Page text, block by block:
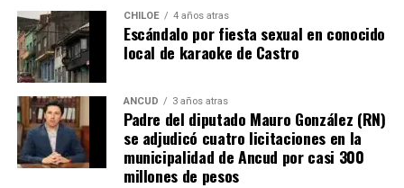
CHILOE 4 años atras
Escándalo por fiesta sexual en conocido
local de karaoke de Castro
ANCUD 3 años atras
Padre del diputado Mauro González (RN)
se adjudicó cuatro licitaciones en la
municipalidad de Ancud por casi 300
millones de pesos